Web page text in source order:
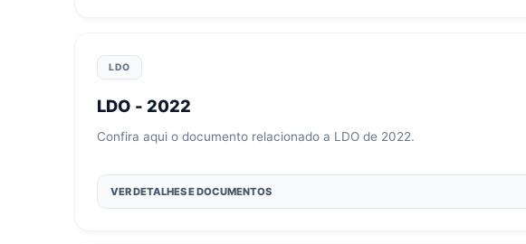
LDO
LDO - 2022
Confira aqui o documento relacionado a LDO de 2022.
VER DETALHES E DOCUMENTOS